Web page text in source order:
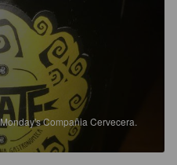
Monday's Compañia Cervecera.